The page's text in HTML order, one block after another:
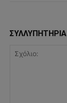
ΣΥΛΛΥΠΗΤΗΡΙΑ